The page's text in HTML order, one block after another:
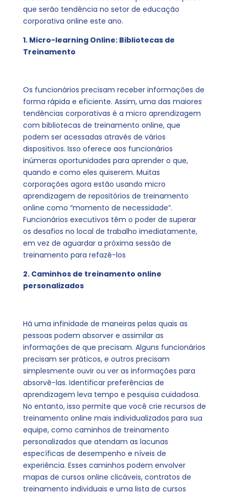
que serão tendência no setor de educação
corporativa online este ano.
1. Micro-learning Online: Bibliotecas de
Treinamento
Os funcionários precisam receber informações de
forma rápida e eficiente. Assim, uma das maiores
tendências corporativas é a micro aprendizagem
com bibliotecas de treinamento online, que
podem ser acessadas através de vários
dispositivos. Isso oferece aos funcionários
inúmeras oportunidades para aprender o que,
quando e como eles quiserem. Muitas
corporações agora estão usando micro
aprendizagem de repositórios de treinamento
online como “momento de necessidade”.
Funcionários executivos têm o poder de superar
os desafios no local de trabalho imediatamente,
em vez de aguardar a próxima sessão de
treinamento para refazê-los
2. Caminhos de treinamento online
personalizados
Há uma infinidade de maneiras pelas quais as
pessoas podem absorver e assimilar as
informações de que precisam. Alguns funcionários
precisam ser práticos, e outros precisam
simplesmente ouvir ou ver as informações para
absorvê-las. Identificar preferências de
aprendizagem leva tempo e pesquisa cuidadosa.
No entanto, isso permite que você crie recursos de
treinamento online mais individualizados para sua
equipe, como caminhos de treinamento
personalizados que atendam as lacunas
específicas de desempenho e níveis de
experiência. Esses caminhos podem envolver
mapas de cursos online clicáveis, contratos de
treinamento individuais e uma lista de cursos